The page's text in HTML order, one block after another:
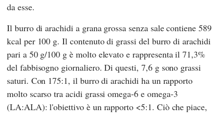
da esse.
Il burro di arachidi a grana grossa senza sale contiene 589
kcal per 100 g. Il contenuto di grassi del burro di arachidi
pari a 50 g/100 g è molto elevato e rappresenta il 71,3%
del fabbisogno giornaliero. Di questi, 7,6 g sono grassi
saturi. Con 175:1, il burro di arachidi ha un rapporto
molto scarso tra acidi grassi omega-6 e omega-3
(LA:ALA): l'obiettivo è un rapporto <5:1. Ciò che piace,